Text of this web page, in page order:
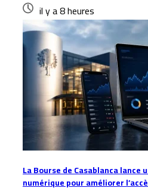
il y a 8 heures
La Bourse de Casablanca
numérique pour améliorer